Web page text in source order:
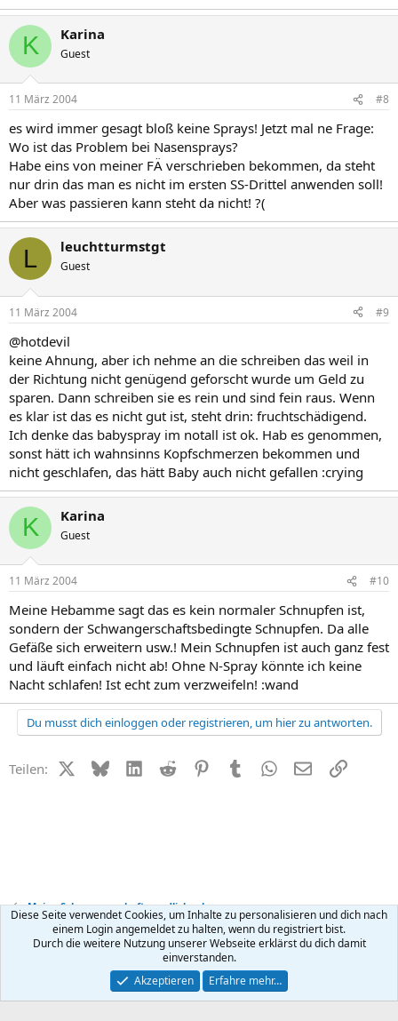
K Karina
Guest
11 März 2004 #8
es wird immer gesagt bloß keine Sprays! Jetzt mal ne Frage:
Wo ist das Problem bei Nasensprays?
Habe eins von meiner FÄ verschrieben bekommen, da steht
nur drin das man es nicht im ersten SS-Drittel anwenden soll!
Aber was passieren kann steht da nicht! ?(
L leuchtturmstgt
Guest
11 März 2004 #9
@hotdevil
keine Ahnung, aber ich nehme an die schreiben das weil in
der Richtung nicht genügend geforscht wurde um Geld zu
sparen. Dann schreiben sie es rein und sind fein raus. Wenn
es klar ist das es nicht gut ist, steht drin: fruchtschädigend.
Ich denke das babyspray im notall ist ok. Hab es genommen,
sonst hätt ich wahnsinns Kopfschmerzen bekommen und
nicht geschlafen, das hätt Baby auch nicht gefallen :crying
K Karina
Guest
11 März 2004 #10
Meine Hebamme sagt das es kein normaler Schnupfen ist,
sondern der Schwangerschaftsbedingte Schnupfen. Da alle
Gefäße sich erweitern usw.! Mein Schnupfen ist auch ganz fest
und läuft einfach nicht ab! Ohne N-Spray könnte ich keine
Nacht schlafen! Ist echt zum verzweifeln! :wand
Du musst dich einloggen oder registrieren, um hier zu antworten.
Teilen: X (Twitter)
BlueskyLinkedIn
Reddit PinterestTumblr WhatsApp
E-MailLink
Meine Schwangerschaft - endlich schwanger
Kontakt Nutzungsbedingungen Datenschutz Hilfe
R
Community platform by XenForo ® © 2010-2026 XenForo Ltd.
Diese Seite verwendet Cookies, um Inhalte zu personalisieren und dich nach
einem Login angemeldet zu halten, wenn du registriert bist.
Durch die weitere Nutzung unserer Webseite erklärst du dich damit
einverstanden.
Akzeptieren
Erfahre mehr…